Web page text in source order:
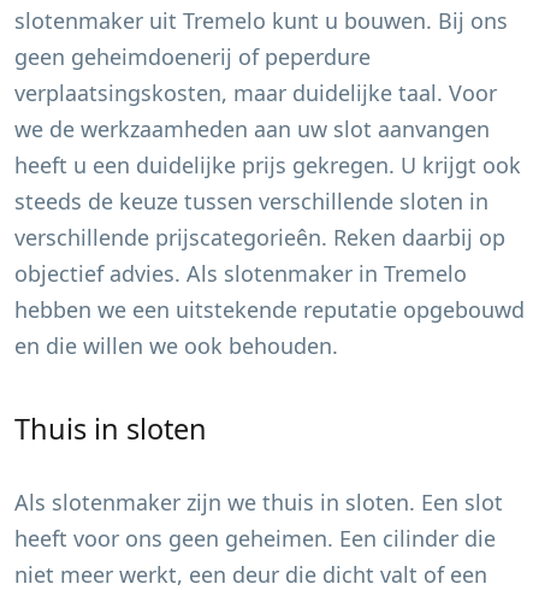
slotenmaker uit Tremelo kunt u bouwen. Bij ons
geen geheimdoenerij of peperdure
verplaatsingskosten, maar duidelijke taal. Voor
we de werkzaamheden aan uw slot aanvangen
heeft u een duidelijke prijs gekregen. U krijgt ook
steeds de keuze tussen verschillende sloten in
verschillende prijscategorieên. Reken daarbij op
objectief advies. Als slotenmaker in Tremelo
hebben we een uitstekende reputatie opgebouwd
en die willen we ook behouden.
Thuis in sloten
Als slotenmaker zijn we thuis in sloten. Een slot
heeft voor ons geen geheimen. Een cilinder die
niet meer werkt, een deur die dicht valt of een